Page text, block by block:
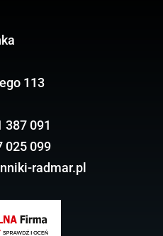
113
387 091
025 099
radmar.pl